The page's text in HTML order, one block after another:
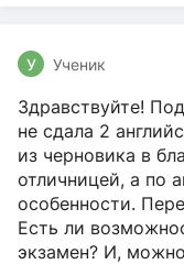
У Ученик
Здравствуйте!
не сдала 2
из черновика в
отличницей, а по
особенности.
Есть ли
экзамен? И,